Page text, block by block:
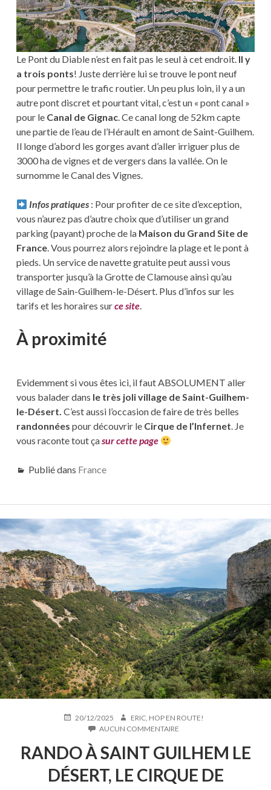
Le Pont du Diable n’est en fait pas le seul à cet endroit. Il y
a trois ponts! Juste derrière lui se trouve le pont neuf
pour permettre le trafic routier. Un peu plus loin, il y a un
autre pont discret et pourtant vital, c’est un « pont canal »
pour le Canal de Gignac. Ce canal long de 52km capte
une partie de l’eau de l’Hérault en amont de Saint-Guilhem.
Il longe d’abord les gorges avant d’aller irriguer plus de
3000 ha de vignes et de vergers dans la vallée. On le
surnomme le Canal des Vignes.
Infos pratiques : Pour profiter de ce site d’exception,
vous n’aurez pas d’autre choix que d’utiliser un grand
parking (payant) proche de la Maison du Grand Site de
France. Vous pourrez alors rejoindre la plage et le pont à
pieds. Un service de navette gratuite peut aussi vous
transporter jusqu’à la Grotte de Clamouse ainsi qu’au
village de Sain-Guilhem-le-Désert. Plus d’infos sur les
tarifs et les horaires surce site.
À proximité
Evidemment si vous êtes ici, il faut ABSOLUMENT aller
vous balader dans le très joli village de Saint-Guilhem-
le-Désert. C’est aussi l’occasion de faire de très belles
randonnées pour découvrir le Cirque de l’Infernet. Je
vous raconte tout çasur cette page
Publié dans France
PUBLIÉ20/12/2025 AUTEUR
ERIC, HOP EN ROUTE!
AUCUN COMMENTAIRE
À
SAINT
GUILHEM
LE
RANDO À SAINT GUILHEM LE
DÉSERT, LE CIRQUE DE